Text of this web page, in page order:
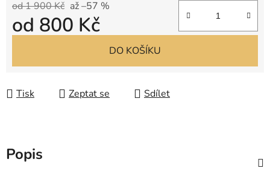
od 1 900 Kč až –57 %
od 800 Kč
DO KOŠÍKU
Tisk Zeptat se Sdílet
Popis